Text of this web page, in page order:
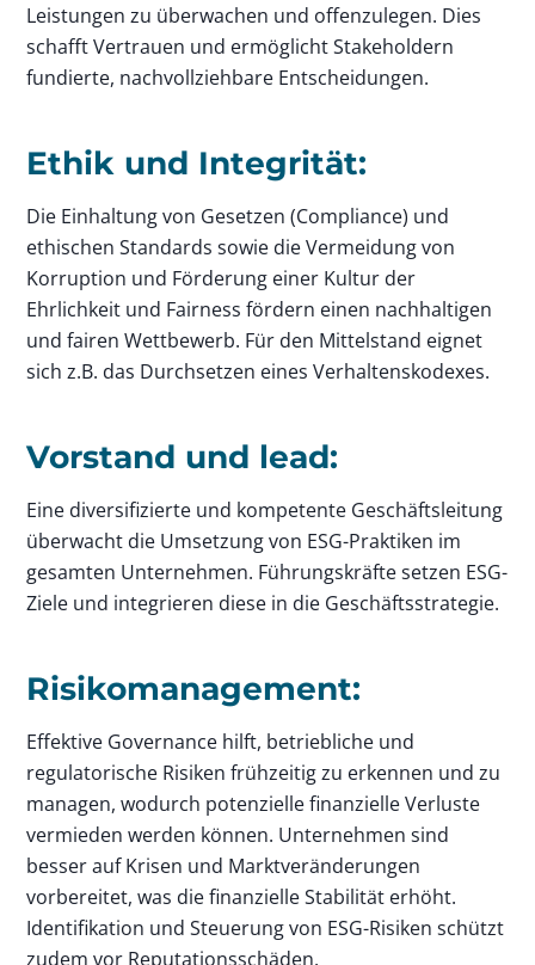
Leistungen zu überwachen und offenzulegen. Dies
schafft Vertrauen und ermöglicht Stakeholdern
fundierte, nachvollziehbare Entscheidungen.
Ethik und Integrität:
Die Einhaltung von Gesetzen (Compliance) und
ethischen Standards sowie die Vermeidung von
Korruption und Förderung einer Kultur der
Ehrlichkeit und Fairness fördern einen nachhaltigen
und fairen Wettbewerb. Für den Mittelstand eignet
sich z.B. das Durchsetzen eines Verhaltenskodexes.
Vorstand und lead:
Eine diversifizierte und kompetente Geschäftsleitung
überwacht die Umsetzung von ESG-Praktiken im
gesamten Unternehmen. Führungskräfte setzen ESG-
Ziele und integrieren diese in die Geschäftsstrategie.
Risikomanagement:
Effektive Governance hilft, betriebliche und
regulatorische Risiken frühzeitig zu erkennen und zu
managen, wodurch potenzielle finanzielle Verluste
vermieden werden können. Unternehmen sind
besser auf Krisen und Marktveränderungen
vorbereitet, was die finanzielle Stabilität erhöht.
Identifikation und Steuerung von ESG-Risiken schützt
zudem vor Reputationsschäden.